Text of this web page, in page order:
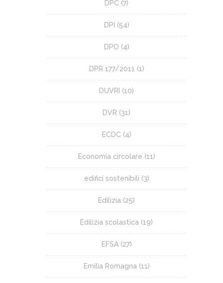
DPC (7)
DPI (54)
DPO (4)
DPR 177/2011 (1)
DUVRI (10)
DVR (31)
ECDC (4)
Economia circolare (11)
edifici sostenibili (3)
Edilizia (25)
Edilizia scolastica (19)
EFSA(27)
Emilia Romagna (11)